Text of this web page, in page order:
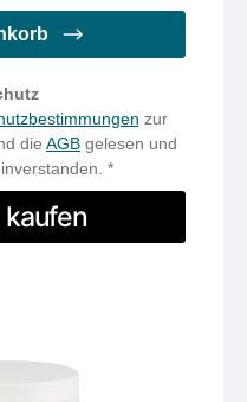
zur
die AGB gelesen und
*